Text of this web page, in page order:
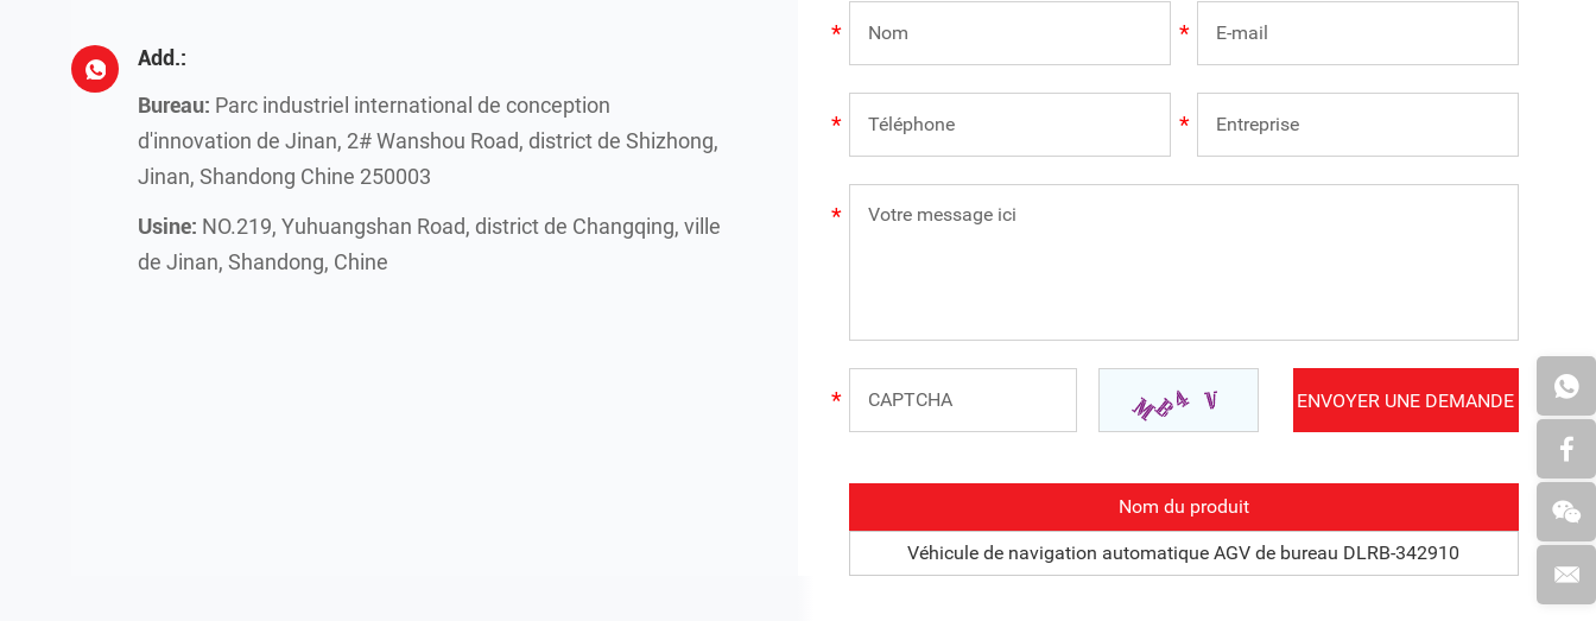
Add.:
Bureau: Parc industriel international de conception
d'innovation de Jinan, 2# Wanshou Road, district de Shizhong,
Jinan, Shandong Chine 250003
Usine: NO.219, Yuhuangshan Road, district de Changqing, ville
de Jinan, Shandong, Chine
Nom du produit
Véhicule de navigation automatique AGV de bureau DLRB-342910